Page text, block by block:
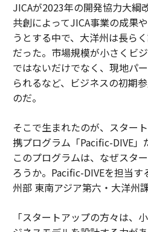
JICAが2023年の開発協力大綱
共創によってJICA事業の成果
うとする中で、大洋州は長ら
だった。市場規模が小さくビ
ではないだけでなく、現地パ
られるなど、ビジネスの初期
のだ。
そこで生まれたのが、スター
携プログラム「Pacific-DIVE
このプログラムは、なぜスタ
ろうか。Pacific-DIVEを担当す
州部 東南アジア第六・大洋州
「スタートアップの方々は、